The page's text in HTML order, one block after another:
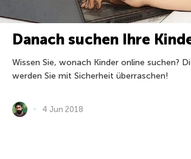
Danach suchen Ihre
Wissen Sie, wonach Kinder online suchen?
werden Sie mit Sicherheit überraschen!
4 Jun 2018